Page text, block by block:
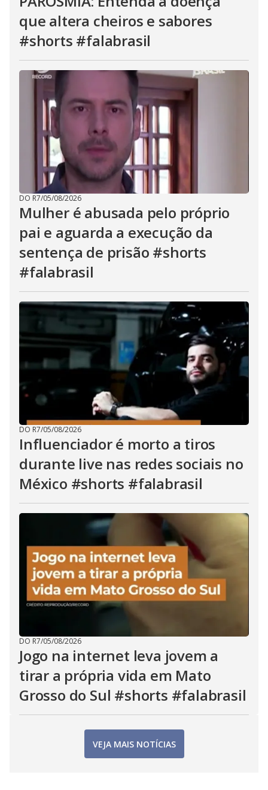
que altera cheiros e sabores
#shorts #falabrasil
DO R7/05/08/2026
Mulher é abusada pelo próprio
pai e aguarda a execução da
sentença de prisão #shorts
#falabrasil
DO R7/05/08/2026
Influenciador é morto a tiros
durante live nas redes sociais no
México #shorts #falabrasil
DO R7/05/08/2026
Jogo na internet leva jovem a
tirar a própria vida em Mato
Grosso do Sul #shorts #falabrasil
VEJA MAIS NOTÍCIAS